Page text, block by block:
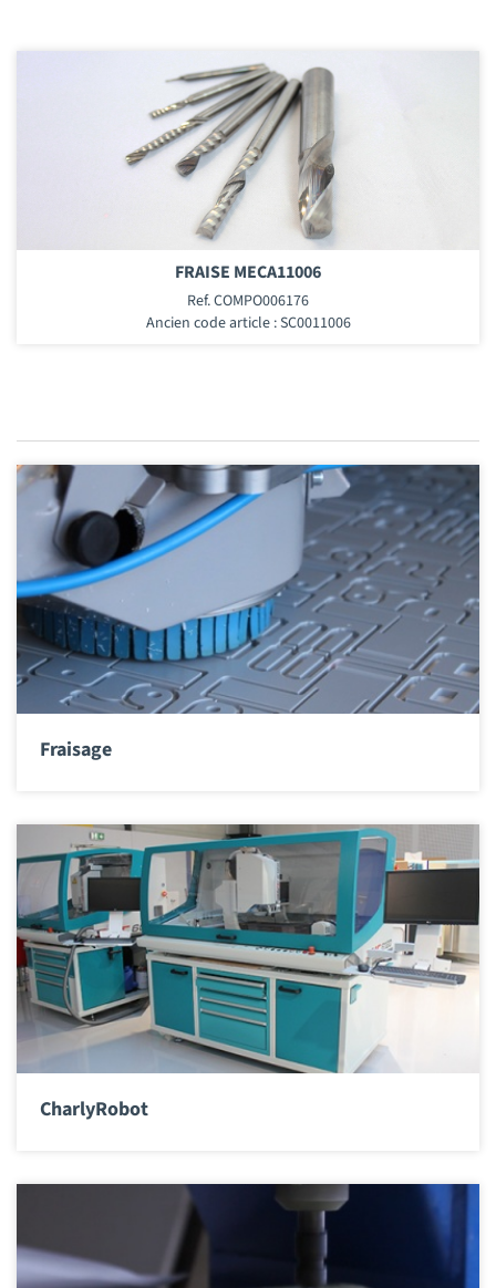
FRAISE MECA11006
Ref. COMPO006176
Ancien code article : SC0011006
Fraisage
CharlyRobot